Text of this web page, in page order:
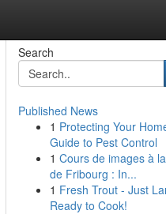
Search
Published News
1 Protecting Your
Guide to Pest Control
1 Cours de images à
de Fribourg : In...
1 Fresh Trout - Just
Ready to Cook!